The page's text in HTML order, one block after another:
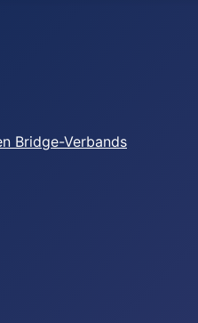
Bridge-Verbands